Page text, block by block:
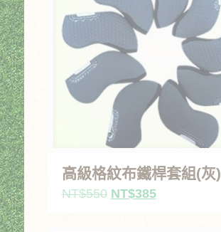
高級格紋布鐵桿套組(灰)
NT$550 原
NT$385目